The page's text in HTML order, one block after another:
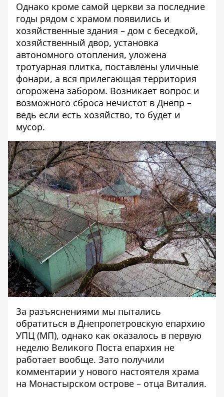
Однако кроме самой церкви за последние
годы рядом с храмом появились и
хозяйственные здания – дом с беседкой,
хозяйственный двор, установка
автономного отопления, уложена
тротуарная плитка, поставлены уличные
фонари, а вся прилегающая территория
огорожена забором. Возникает вопрос и
возможного сброса нечистот в Днепр –
ведь если есть хозяйство, то будет и
мусор.
За разъяснениями мы пытались
обратиться в Днепропетровскую епархию
УПЦ (МП), однако как оказалось в первую
неделю Великого Поста епархия не
работает вообще. Зато получили
комментарии у нового настоятеля храма
на Монастырском острове – отца Виталия.